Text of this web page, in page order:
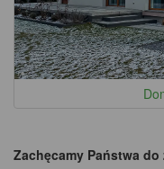
Zachęcamy Państwa do